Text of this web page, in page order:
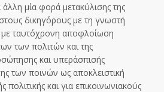
άλλη μία φορά μετακύλισης της
δικηγόρους με τη γνωστή
με ταυτόχρονη αποφλοίωση
των πολιτών και της
και υπεράσπισής
των ποινών ως αποκλειστική
πολιτικής και για επικοινωνιακούς